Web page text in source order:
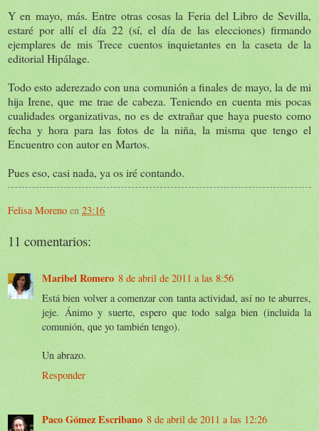
Y en mayo, más. Entre otras cosas la Feria del Libro de Sevilla,
estaré por allí el día 22 (sí, el día de las elecciones) firmando
ejemplares de mis Trece cuentos inquietantes en la caseta de la
editorial Hipálage.
Todo esto aderezado con una comunión a finales de mayo, la de mi
hija Irene, que me trae de cabeza. Teniendo en cuenta mis pocas
cualidades organizativas, no es de extrañar que haya puesto como
fecha y hora para las fotos de la niña, la misma que tengo el
Encuentro con autor en Martos.
Pues eso, casi nada, ya os iré contando.
Felisa Moreno en 23:16
11 comentarios:
Maribel Romero 8 de abril de 2011 a las 8:56
Está bien volver a comenzar con tanta actividad, así no te aburres,
jeje. Ánimo y suerte, espero que todo salga bien (incluida la
comunión, que yo también tengo).
Un abrazo.
Responder
Paco Gómez Escribano 8 de abril de 2011 a las 12:26